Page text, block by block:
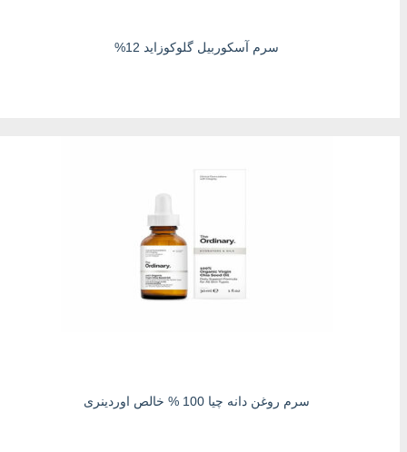
سرم آسکوربیل گلوکوزاید 12%
سرم روغن دانه چیا 100 % خالص اوردینری